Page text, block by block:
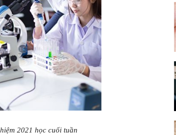
DƯỢC
PASTEUR
2021 học cuối tuần